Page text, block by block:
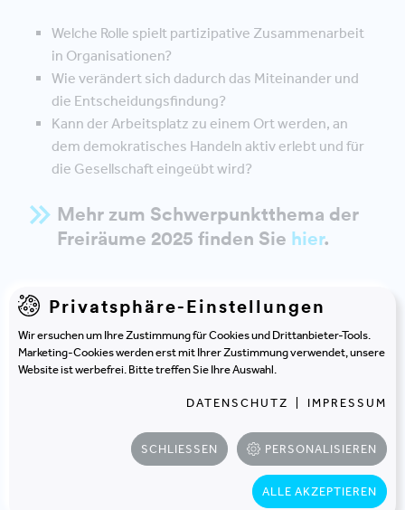
Welche Rolle spielt partizipative Zusammenarbeit
in Organisationen?
Wie verändert sich dadurch das Miteinander und
die Entscheidungsfindung?
Kann der Arbeitsplatz zu einem Ort werden, an
dem demokratisches Handeln aktiv erlebt und für
die Gesellschaft eingeübt wird?
Mehr zum Schwerpunktthema der
Freiräume 2025 finden Sie hier.
Unsere Pionierstation
Warum sollte ein(e) Teilnehmer:in
ausgerechnet zu unserer
Pionierstation "kommen"?
"Selbstorganisierte Marktteams mit geteilter
Führung - ein erster Erfahrungsbericht".
Privatsphäre-Einstellungen
Wir ersuchen um Ihre Zustimmung für Cookies und Drittanbieter-Tools.
Marketing-Cookies werden erst mit Ihrer Zustimmung verwendet, unsere
Website ist werbefrei. Bitte treffen Sie Ihre Auswahl.
DATENSCHUTZ IMPRESSUM
SCHLIESSEN PERSONALISIEREN
ALLE AKZEPTIEREN